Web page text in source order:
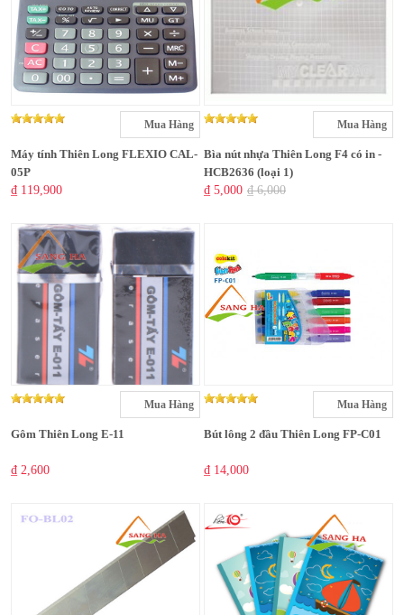
Mua Hàng
Máy tính Thiên Long FLEXIO CAL-
05P
₫ 119,900
Mua Hàng
Bìa nút nhựa Thiên Long F4 có in -
HCB2636 (loại 1)
₫ 5,000 ₫ 6,000
Mua Hàng
Gôm Thiên Long E-11
₫ 2,600
Mua Hàng
Bút lông 2 đầu Thiên Long FP-C01
₫ 14,000